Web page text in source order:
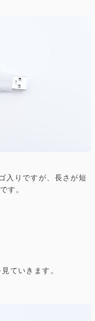
入りですが、長さが短
す。
ていきます。